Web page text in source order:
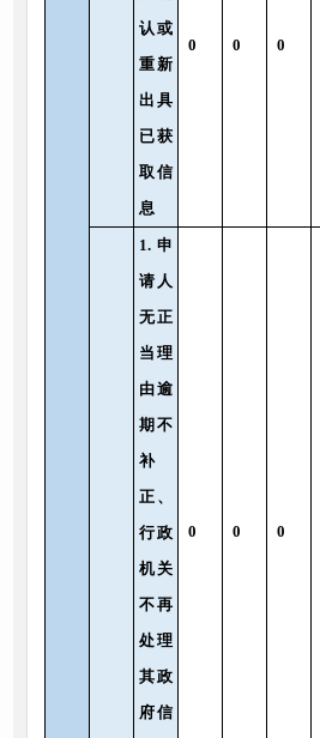
认或
重新
出具
已获
取信
息
0 0 0
1.申
请人
无正
当理
由逾
期不
补
正、
行政
机关
不再
处理
其政
府信
0 0 0